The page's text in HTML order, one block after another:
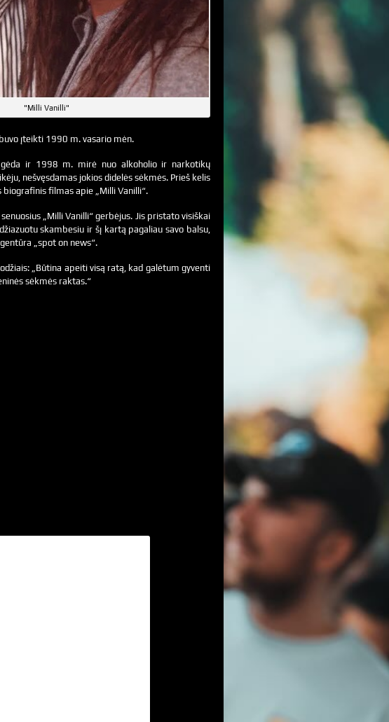
"Milli Vanilli"
įteikti 1990 m. vasario mėn.
ir 1998 m. mirė nuo alkoholio ir narkotikų
nešvęsdamas jokios didelės sėkmės. Prieš kelis
filmas apie „Milli Vanilli“.
„Milli Vanilli“ gerbėjus. Jis pristato visiškai
skambesiu ir šį kartą pagaliau savo balsu,
„spot on news“.
„Būtina apeiti visą ratą, kad galėtum gyventi
sėkmės raktas.“